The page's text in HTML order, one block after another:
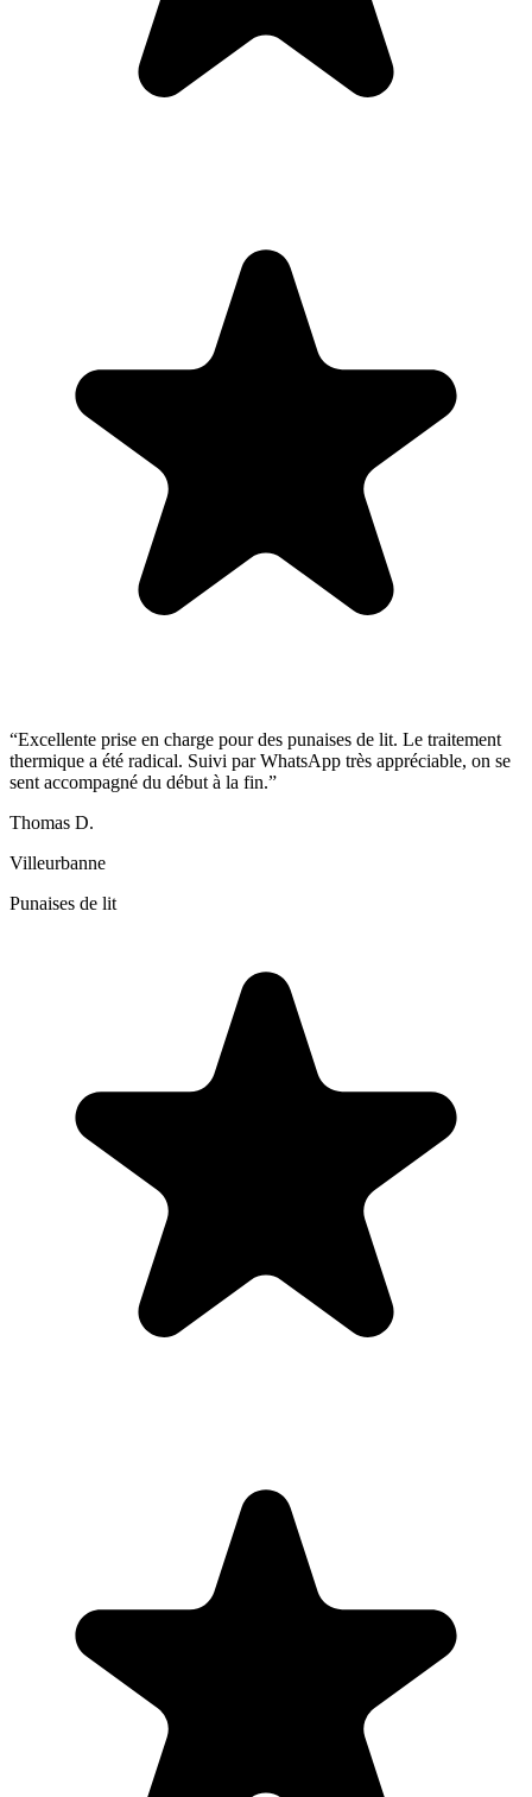
“Excellente prise en charge pour des punaises de lit. Le traitement
thermique a été radical. Suivi par WhatsApp très appréciable, on se
sent accompagné du début à la fin.”
Thomas D.
Villeurbanne
Punaises de lit